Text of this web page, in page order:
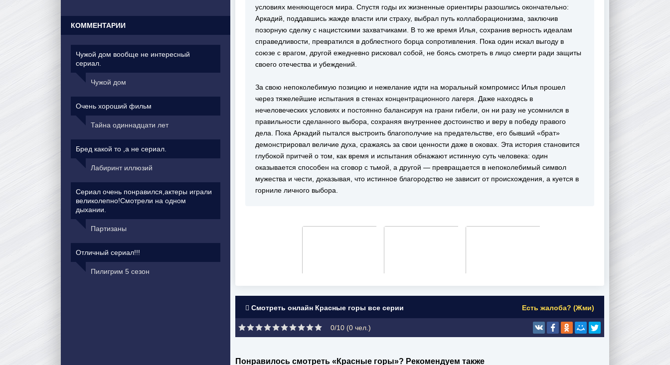
условиях меняющегося мира. Спустя годы их жизненные ориентиры разошлись окончательно:
Аркадий, поддавшись жажде власти или страху, выбрал путь коллаборационизма, заключив
позорную сделку с нацистскими захватчиками. В то же время Илья, сохранив верность идеалам
справедливости, превратился в доблестного борца сопротивления. Пока один искал выгоду в
союзе с врагом, другой ежедневно рисковал собой, не боясь смотреть в лицо смерти ради защиты
своего отечества и убеждений.
За свою непоколебимую позицию и нежелание идти на моральный компромисс Илья прошел
через тяжелейшие испытания в стенах концентрационного лагеря. Даже находясь в
нечеловеческих условиях и постоянно балансируя на грани гибели, он ни разу не усомнился в
правильности сделанного выбора, сохраняя внутреннее достоинство и веру в победу правого
дела. Пока Аркадий пытался выстроить благополучие на предательстве, его бывший «брат»
демонстрировал величие духа, сражаясь за свои ценности даже в оковах. Эта история становится
глубокой притчей о том, как время и испытания обнажают истинную суть человека: один
оказывается способен на сговор с тьмой, а другой — превращается в непоколебимый символ
мужества и чести, доказывая, что истинное благородство не зависит от происхождения, а куется в
горниле личного выбора.
Смотреть онлайн Красные горы все серии Есть жалоба? (Жми)
0/10 (0 чел.)
Понравилось смотреть «Красные горы»? Рекомендуем также
КОММЕНТАРИИ
Чужой дом вообще не интересный
сериал.
Чужой дом
Очень хороший фильм
Тайна одиннадцати лет
Бред какой то ,а не сериал.
Лабиринт иллюзий
Сериал очень понравился,актеры играли
великолепно!Смотрели на одном
дыхании.
Партизаны
Отличный сериал!!!
Пилигрим 5 сезон